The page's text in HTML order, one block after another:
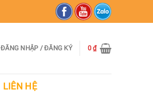
ĐĂNG NHẬP / ĐĂNG KÝ 0₫
LIÊN HỆ